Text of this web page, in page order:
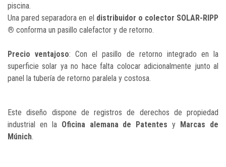
piscina.
Una pared separadora en el distribuidor o colector SOLAR-RIPP
® conforma un pasillo calefactor y de retorno.
Precio ventajoso: Con el pasillo de retorno integrado en la
superficie solar ya no hace falta colocar adicionalmente junto al
panel la tubería de retorno paralela y costosa.
Este diseño dispone de registros de derechos de propiedad
industrial en la Oficina alemana de Patentes y Marcas de
Múnich.